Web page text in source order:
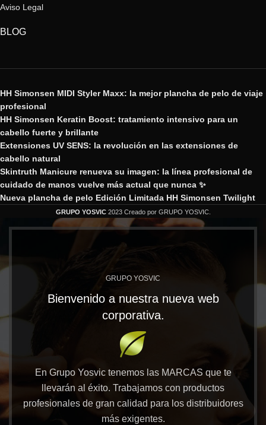
Aviso Legal
BLOG
HH Simonsen MIDI Styler Maxx: la mejor plancha de pelo de viaje
profesional
HH Simonsen Keratin Boost: tratamiento intensivo para un
cabello fuerte y brillante
Extensiones UV SENS: la revolución en las extensiones de
cabello natural
Skintruth Manicure renueva su imagen: la línea profesional de
cuidado de manos vuelve más actual que nunca ✨
Nueva plancha de pelo Edición Limitada HH Simonsen Twilight
GRUPO YOSVIC 2023 Creado por GRUPO YOSVIC.
GRUPO YOSVIC
Bienvenido a nuestra nueva web
corporativa.
En Grupo Yosvic tenemos las MARCAS que te
llevarán al éxito. Trabajamos con productos
profesionales de gran calidad para los distribuidores
más exigentes.